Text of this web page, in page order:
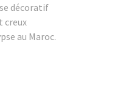
décoratif
creux
au Maroc.